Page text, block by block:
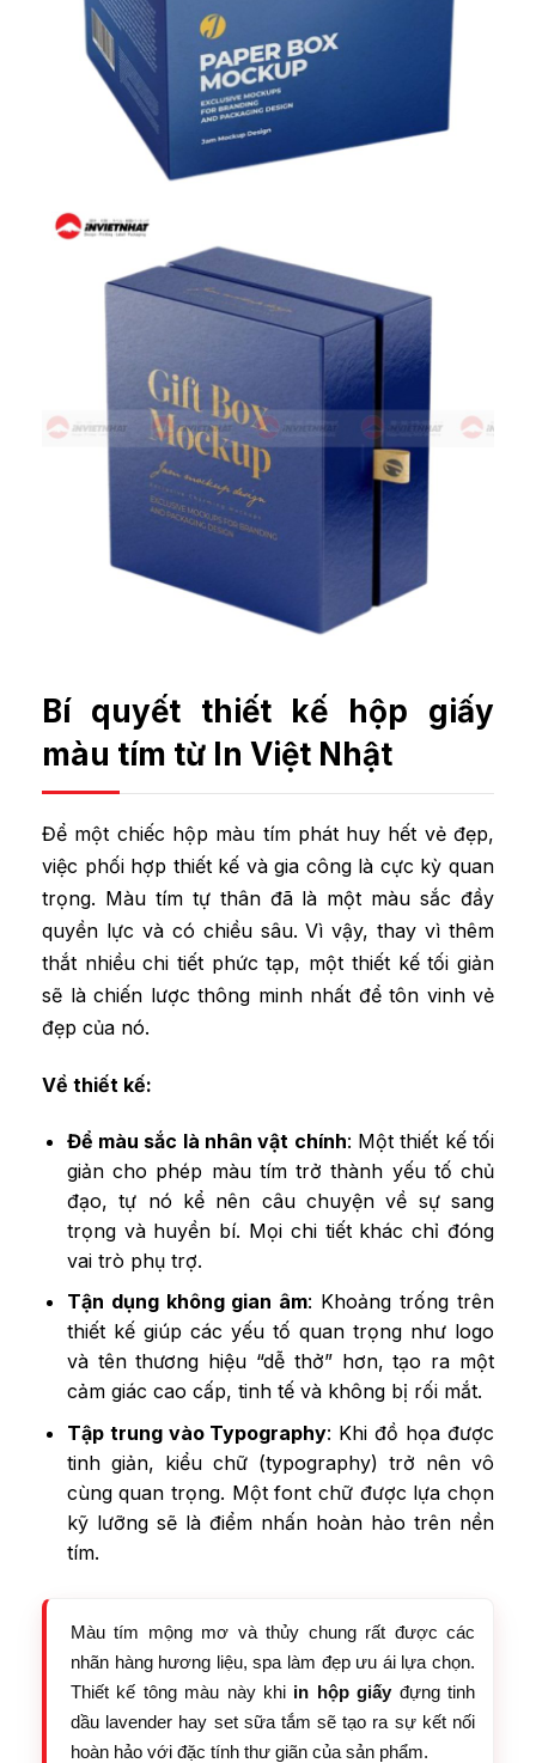
Bí quyết thiết kế hộp giấy
màu tím từ In Việt Nhật
Để một chiếc hộp màu tím phát huy hết vẻ đẹp,
việc phối hợp thiết kế và gia công là cực kỳ quan
trọng. Màu tím tự thân đã là một màu sắc đầy
quyền lực và có chiều sâu. Vì vậy, thay vì thêm
thắt nhiều chi tiết phức tạp, một thiết kế tối giản
sẽ là chiến lược thông minh nhất để tôn vinh vẻ
đẹp của nó.
Về thiết kế:
Để màu sắc là nhân vật chính: Một thiết kế tối
giản cho phép màu tím trở thành yếu tố chủ
đạo, tự nó kể nên câu chuyện về sự sang
trọng và huyền bí. Mọi chi tiết khác chỉ đóng
vai trò phụ trợ.
Tận dụng không gian âm: Khoảng trống trên
thiết kế giúp các yếu tố quan trọng như logo
và tên thương hiệu “dễ thở” hơn, tạo ra một
cảm giác cao cấp, tinh tế và không bị rối mắt.
Tập trung vào Typography: Khi đồ họa được
tinh giản, kiểu chữ (typography) trở nên vô
cùng quan trọng. Một font chữ được lựa chọn
kỹ lưỡng sẽ là điểm nhấn hoàn hảo trên nền
tím.
Màu tím mộng mơ và thủy chung rất được các
nhãn hàng hương liệu, spa làm đẹp ưu ái lựa chọn.
Thiết kế tông màu này khi in hộp giấy đựng tinh
dầu lavender hay set sữa tắm sẽ tạo ra sự kết nối
hoàn hảo với đặc tính thư giãn của sản phẩm.